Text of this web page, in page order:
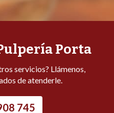
Porta
servicios? Llámenos,
de atenderle.
745